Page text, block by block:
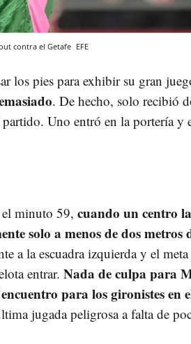
contra el Getafe EFE
los pies para exhibir su gran
. De hecho, solo recibió
Uno entró en la portería y
minuto 59, cuando un centro
solo a menos de dos metros
a la escuadra izquierda y el
entrar. Nada de culpa para
para los gironistes en
jugada peligrosa a falta de